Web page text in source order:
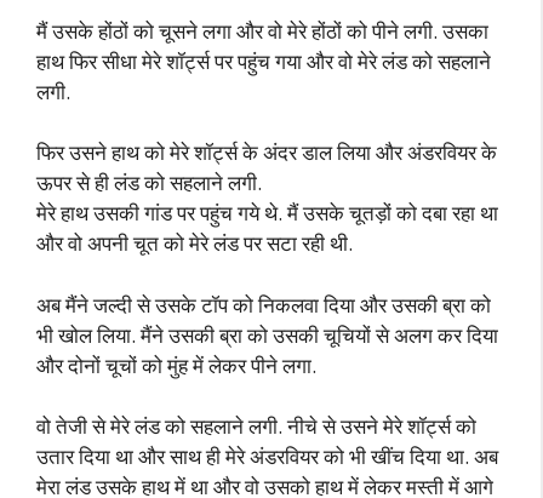
मैं उसके होंठों को चूसने लगा और वो मेरे होंठों को पीने लगी. उसका
हाथ फिर सीधा मेरे शॉर्ट्स पर पहुंच गया और वो मेरे लंड को सहलाने
लगी.
फिर उसने हाथ को मेरे शॉर्ट्स के अंदर डाल लिया और अंडरवियर के
ऊपर से ही लंड को सहलाने लगी.
मेरे हाथ उसकी गांड पर पहुंच गये थे. मैं उसके चूतड़ों को दबा रहा था
और वो अपनी चूत को मेरे लंड पर सटा रही थी.
अब मैंने जल्दी से उसके टॉप को निकलवा दिया और उसकी ब्रा को
भी खोल लिया. मैंने उसकी ब्रा को उसकी चूचियों से अलग कर दिया
और दोनों चूचों को मुंह में लेकर पीने लगा.
वो तेजी से मेरे लंड को सहलाने लगी. नीचे से उसने मेरे शॉर्ट्स को
उतार दिया था और साथ ही मेरे अंडरवियर को भी खींच दिया था. अब
मेरा लंड उसके हाथ में था और वो उसको हाथ में लेकर मस्ती में आगे